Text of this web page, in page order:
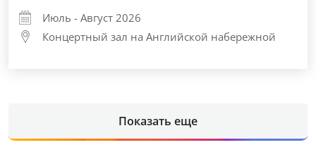
Июль - Август 2026
Концертный зал на Английской набережной
Показать еще